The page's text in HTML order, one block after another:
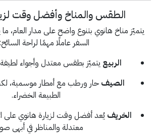
الطقس والمناخ وأفضل وقت
يتميّز مناخ هانوي بتنوع واضح على مدار العام،
السفر عاملًا مهمًا لراحة السائح:
الربيع يتميّز بطقس معتدل وأجواء
الصيف حار ورطب مع أمطار موسمية،
الطبيعة الخضراء.
الخريف يُعد أفضل وقت لزيارة هانوي على
معتدلة والمناظر في أبهى